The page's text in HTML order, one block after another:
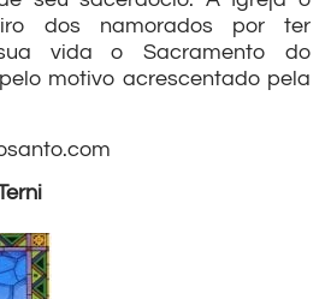
dos namorados por ter
vida o Sacramento do
motivo acrescentado pela